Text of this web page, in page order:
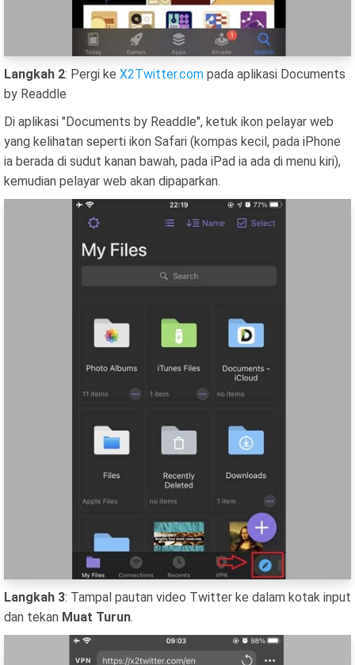
Langkah 2: Pergi ke X2Twitter.com pada aplikasi Documents
by Readdle
Di aplikasi "Documents by Readdle", ketuk ikon pelayar web
yang kelihatan seperti ikon Safari (kompas kecil, pada iPhone
ia berada di sudut kanan bawah, pada iPad ia ada di menu kiri),
kemudian pelayar web akan dipaparkan.
Langkah 3: Tampal pautan video Twitter ke dalam kotak input
dan tekan Muat Turun.